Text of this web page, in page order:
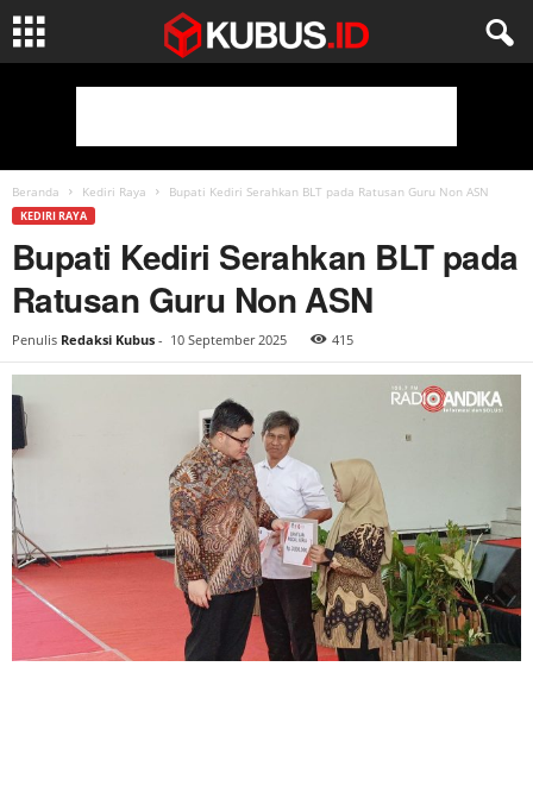
Beranda Kediri Raya Bupati Kediri Serahkan BLT pada Ratusan Guru Non ASN
KEDIRI RAYA
Bupati Kediri Serahkan BLT pada
Ratusan Guru Non ASN
Penulis Redaksi Kubus - 10 September 2025 415